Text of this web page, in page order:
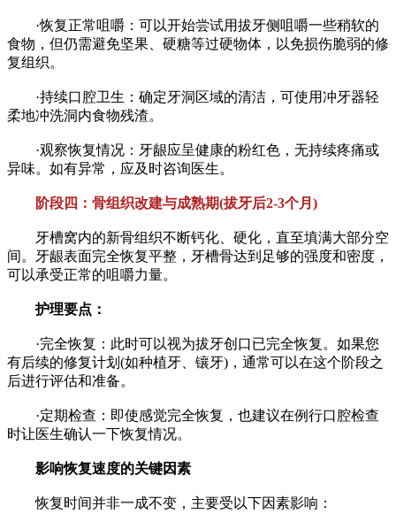
·恢复正常咀嚼：可以开始尝试用拔牙侧咀嚼一些稍软的
食物，但仍需避免坚果、硬糖等过硬物体，以免损伤脆弱的修
复组织。
·持续口腔卫生：确定牙洞区域的清洁，可使用冲牙器轻
柔地冲洗洞内食物残渣。
·观察恢复情况：牙龈应呈健康的粉红色，无持续疼痛或
异味。如有异常，应及时咨询医生。
阶段四：骨组织改建与成熟期(拔牙后2-3个月)
牙槽窝内的新骨组织不断钙化、硬化，直至填满大部分空
间。牙龈表面完全恢复平整，牙槽骨达到足够的强度和密度，
可以承受正常的咀嚼力量。
护理要点：
·完全恢复：此时可以视为拔牙创口已完全恢复。如果您
有后续的修复计划(如种植牙、镶牙)，通常可以在这个阶段之
后进行评估和准备。
·定期检查：即使感觉完全恢复，也建议在例行口腔检查
时让医生确认一下恢复情况。
影响恢复速度的关键因素
恢复时间并非一成不变，主要受以下因素影响：